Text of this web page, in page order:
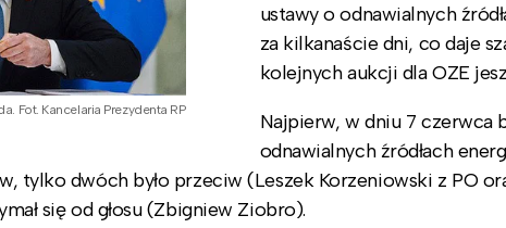
Fot. Kancelaria Prezydenta RP
ustawy o odnawialnych
za kilkanaście dni, co daje
kolejnych aukcji dla OZE
Najpierw, w dniu 7 czerwca
odnawialnych źródłach
tylko dwóch było przeciw (Leszek Korzeniowski z PO
się od głosu (Zbigniew Ziobro).